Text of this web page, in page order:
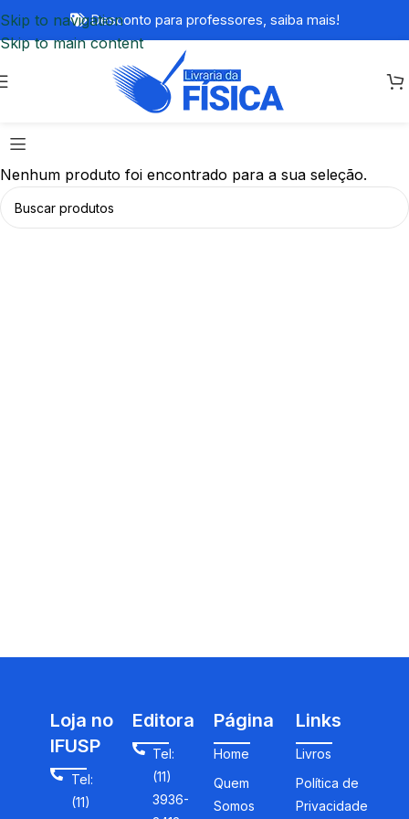
Skip to navigation
Skip to main content
Desconto para professores, saiba mais!
Nenhum produto foi encontrado para a sua seleção.
Loja no
IFUSP
Tel:
(11)
Editora
Tel:
(11)
3936-
Página
Home
Quem
Somos
Links
Livros
Política de
Privacidade